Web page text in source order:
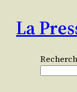
contenu
La